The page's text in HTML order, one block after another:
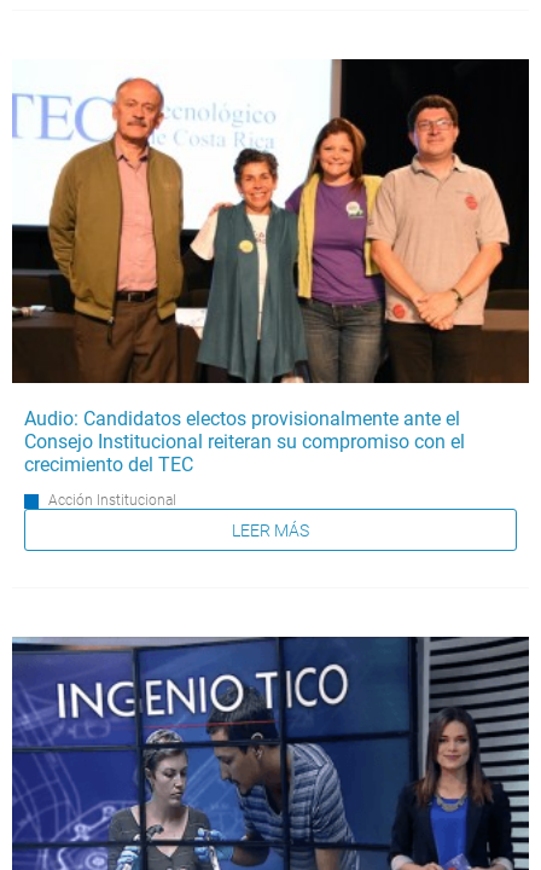
Audio: Candidatos electos provisionalmente ante el
Consejo Institucional reiteran su compromiso con el
crecimiento del TEC
Acción Institucional
LEER MÁS